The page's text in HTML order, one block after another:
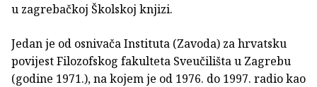
u zagrebačkoj Školskoj knjizi.
Jedan je od osnivača Instituta (Zavoda) za hrvatsku
povijest Filozofskog fakulteta Sveučilišta u Zagrebu
(godine 1971.), na kojem je od 1976. do 1997. radio kao